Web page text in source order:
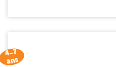
4-7
ans